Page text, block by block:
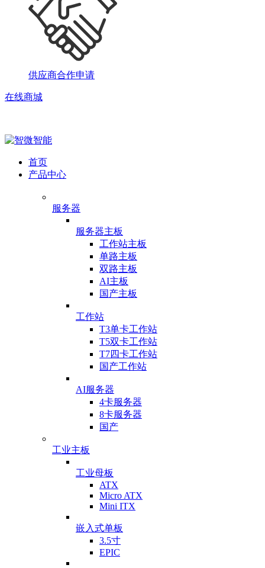
供应商合作申请
在线商城
首页
产品中心
服务器
服务器主板
工作站主板
单路主板
双路主板
AI主板
国产主板
工作站
T3单卡工作站
T5双卡工作站
T7四卡工作站
国产工作站
AI服务器
4卡服务器
8卡服务器
国产
工业主板
工业母板
ATX
Micro ATX
Mini ITX
嵌入式单板
3.5寸
EPIC